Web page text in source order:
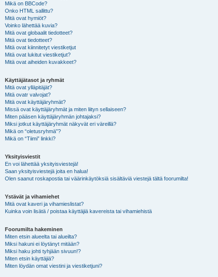
Mikä on BBCode?
Onko HTML sallittu?
Mitä ovat hymiöt?
Voinko lähettää kuvia?
Mitä ovat globaalit tiedotteet?
Mitä ovat tiedotteet?
Mitä ovat kiinnitetyt viestiketjut
Mitä ovat lukitut viestiketjut?
Mitä ovat aiheiden kuvakkeet?
Käyttäjätasot ja ryhmät
Mitä ovat ylläpitäjät?
Mitä ovatr valvojat?
Mitä ovat käyttäjäryhmät?
Missä ovat käyttäjäryhmät ja miten liityn sellaiseen?
Miten pääsen käyttäjäryhmän johtajaksi?
Miksi jotkut käyttäjäryhmät näkyvät eri väreillä?
Mikä on “oletusryhmä”?
Mikä on “Tiimi” linkki?
Yksityisviestit
En voi lähettää yksityisviestejä!
Saan yksityisviestejä joita en halua!
Olen saanut roskapostia tai väärinkäytöksiä sisältäviä viestejä tältä foorumilta!
Ystävät ja vihamiehet
Mitä ovat kaveri ja vihamieslistat?
Kuinka voin lisätä / poistaa käyttäjiä kavereista tai vihamiehistä
Foorumilta hakeminen
Miten etsin alueelta tai alueilta?
Miksi hakuni ei löytänyt mitään?
Miksi haku johti tyhjään sivuun!?
Miten etsin käyttäjiä?
Miten löydän omat viestini ja viestiketjuni?